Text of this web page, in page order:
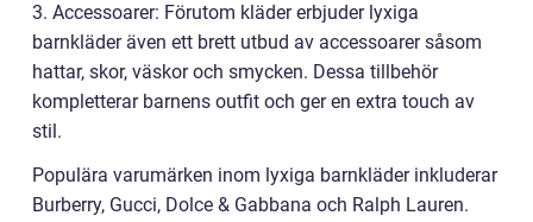
3. Accessoarer: Förutom kläder erbjuder lyxiga
barnkläder även ett brett utbud av accessoarer såsom
hattar, skor, väskor och smycken. Dessa tillbehör
kompletterar barnens outfit och ger en extra touch av
stil.
Populära varumärken inom lyxiga barnkläder inkluderar
Burberry, Gucci, Dolce & Gabbana och Ralph Lauren.